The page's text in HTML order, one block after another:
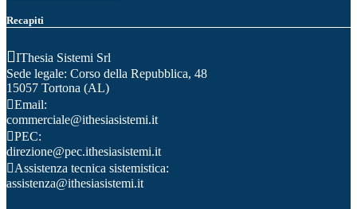
Recapiti
IThesia Sistemi Srl
Sede legale: Corso della Repubblica, 48
15057 Tortona (AL)
Email:
commerciale@ithesiasistemi.it
PEC:
direzione@pec.ithesiasistemi.it
Assistenza tecnica sistemistica:
assistenza@ithesiasistemi.it